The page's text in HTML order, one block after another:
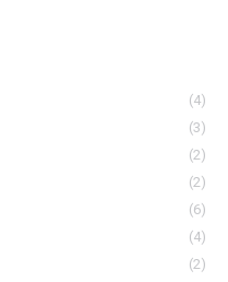
(4)
(3)
(2)
(2)
(6)
(4)
(2)